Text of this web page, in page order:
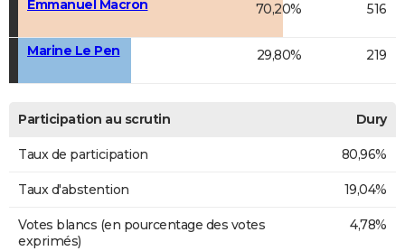
Emmanuel Macron
70,20% 516
Marine Le Pen 29,80% 219
Participation au scrutin Dury
Taux de participation 80,96%
Taux d'abstention 19,04%
Votes blancs (en pourcentage des votes
exprimés)
4,78%